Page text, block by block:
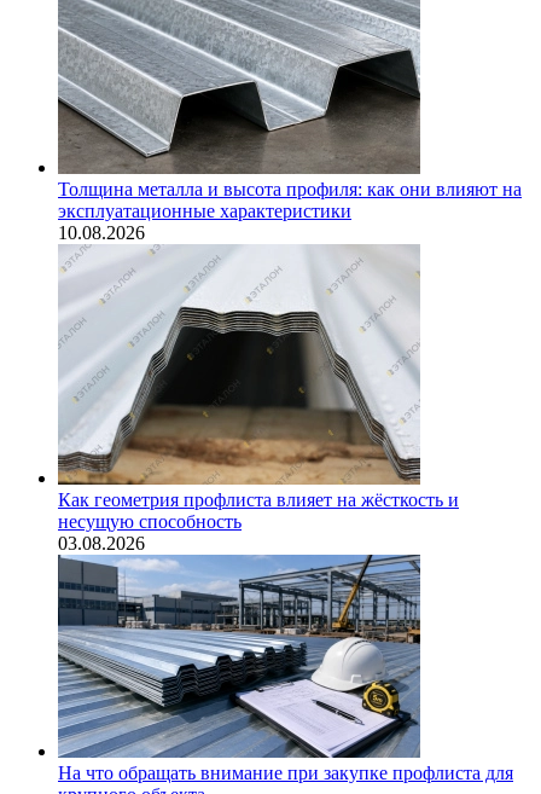
Толщина металла и высота профиля: как они влияют на
эксплуатационные характеристики
10.08.2026
Как геометрия профлиста влияет на жёсткость и
несущую способность
03.08.2026
На что обращать внимание при закупке профлиста для